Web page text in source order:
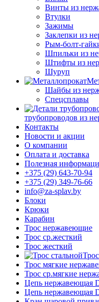
Винты из
Втулки
Зажимы
Заклепки из
Рым-болт-
Шпильки из
Штифты из
Шуруп
Шайбы из
Спецсплавы
трубопроводов из
Контакты
Новости и акции
О компании
Оплата и доставка
Полезная
+375 (29) 643-70-94
+375 (29) 349-76-66
info@za-splav.by
Блоки
Крюки
Карабин
Трос нержавеющие
Трос ср.жесткий
Трос жесткий
Трос мягкие
Трос ср.мягкие
Цепь нержавеющая
Цепь нержавеющая